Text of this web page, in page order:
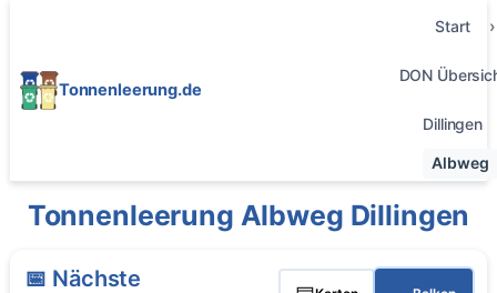
Tonnenleerung.de
Start
DON
Dillingen
Albweg
Tonnenleerung Albweg Dillingen
📅 Nächste